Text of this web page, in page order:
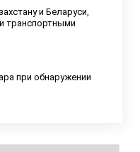
и Беларуси,
транспортными
при обнаружении